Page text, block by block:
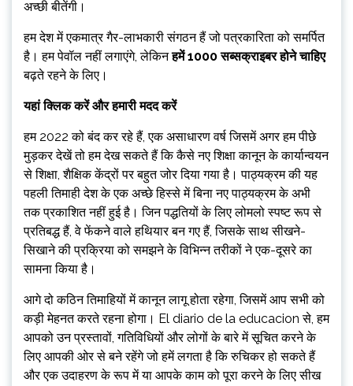
अच्छी बीतेंगी।
हम देश में एकमात्र गैर-लाभकारी संगठन हैं जो पत्रकारिता को समर्पित
है। हम पेवॉल नहीं लगाएंगे, लेकिनहमें 1000 सब्सक्राइबर होने चाहिए
बढ़ते रहने के लिए।
यहां क्लिक करें और हमारी मदद करें
हम 2022 को बंद कर रहे हैं, एक असाधारण वर्ष जिसमें अगर हम पीछे
मुड़कर देखें तो हम देख सकते हैं कि कैसे नए शिक्षा कानून के कार्यान्वयन
से शिक्षा, शैक्षिक केंद्रों पर बहुत जोर दिया गया है। पाठ्यक्रम की यह
पहली तिमाही देश के एक अच्छे हिस्से में बिना नए पाठ्यक्रम के अभी
तक प्रकाशित नहीं हुई है। जिन पद्धतियों के लिए लोमलो स्पष्ट रूप से
प्रतिबद्ध हैं, वे फेंकने वाले हथियार बन गए हैं, जिसके साथ सीखने-
सिखाने की प्रक्रिया को समझने के विभिन्न तरीकों ने एक-दूसरे का
सामना किया है।
आगे दो कठिन तिमाहियों में कानून लागू होता रहेगा, जिसमें आप सभी को
कड़ी मेहनत करते रहना होगा। El diario de la educacion से, हम
आपको उन प्रस्तावों, गतिविधियों और लोगों के बारे में सूचित करने के
लिए आपकी ओर से बने रहेंगे जो हमें लगता है कि रुचिकर हो सकते हैं
और एक उदाहरण के रूप में या आपके काम को पूरा करने के लिए सीख